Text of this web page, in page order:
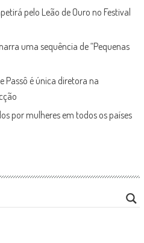
pelo Leão de Ouro no Festival
uma sequência de “Pequenas
Passô é única diretora na
por mulheres em todos os países